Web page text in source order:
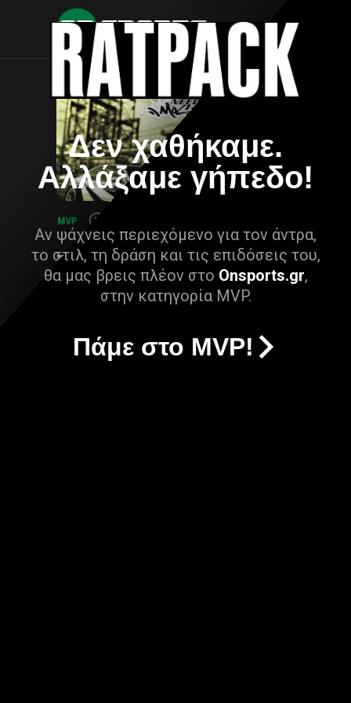
Δεν χαθήκαμε.
Αλλάξαμε γήπεδο!
Αν ψάχνεις περιεχόμενο για τον άντρα,
το στιλ, τη δράση και τις επιδόσεις του,
θα μας βρεις πλέον στο Onsports.gr,
στην κατηγορία MVP.
Πάμε στο MVP!